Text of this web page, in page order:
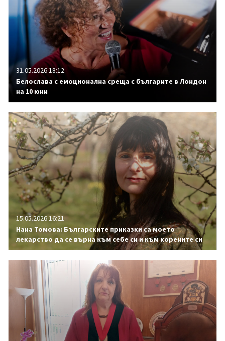
31.05.2026 18:12
Белослава с емоционална среща с българите в Лондон
на 10 юни
15.05.2026 16:21
Нана Томова: Българските приказки са моето
лекарство да се върна към себе си и към корените си